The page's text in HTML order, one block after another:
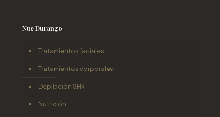
Nue Durango
Tratamientos faciales
Tratamientos corporales
Depilación SHR
Nutrición